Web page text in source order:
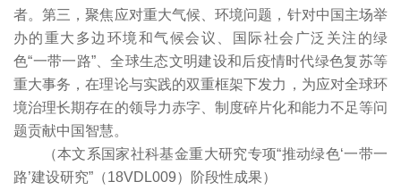
者。第三，聚焦应对重大气候、环境问题，针对中国主场举
办的重大多边环境和气候会议、国际社会广泛关注的绿
色“一带一路”、全球生态文明建设和后疫情时代绿色复苏等
重大事务，在理论与实践的双重框架下发力，为应对全球环
境治理长期存在的领导力赤字、制度碎片化和能力不足等问
题贡献中国智慧。
（本文系国家社科基金重大研究专项“推动绿色‘一带一
路’建设研究”（18VDL009）阶段性成果）